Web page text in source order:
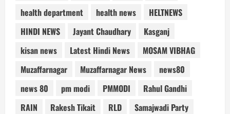
health department
health news
HELTNEWS
HINDI NEWS
Jayant Chaudhary
Kasganj
kisan news
Latest Hindi News
MOSAM VIBHAG
Muzaffarnagar
Muzaffarnagar News
news80
news 80
pm modi PMMODI
Rahul Gandhi
RAIN
Rakesh Tikait RLD
Samajwadi Party